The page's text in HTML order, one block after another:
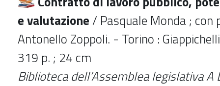
e valutazione / Pasquale Monda ; con
Antonello Zoppoli. - Torino :
319 p. ; 24 cm
Biblioteca dell’Assemblea legislativa A